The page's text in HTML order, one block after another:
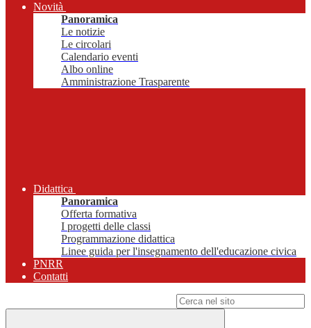
Novità
Panoramica
Le notizie
Le circolari
Calendario eventi
Albo online
Amministrazione Trasparente
Didattica
Panoramica
Offerta formativa
I progetti delle classi
Programmazione didattica
Linee guida per l'insegnamento dell'educazione civica
PNRR
Contatti